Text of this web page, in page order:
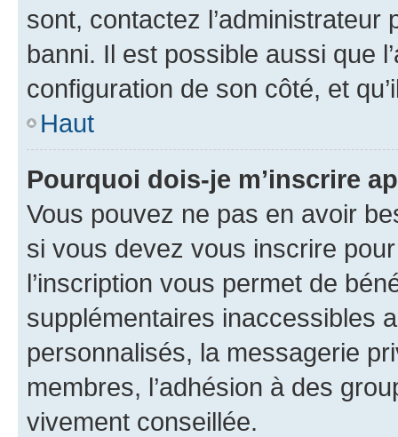
sont, contactez l’administrateur
banni. Il est possible aussi que
configuration de son côté, et
Haut
Pourquoi dois-je m’inscrire
Vous pouvez ne pas en avoir
si vous devez vous inscrire
l’inscription vous permet de
supplémentaires inaccessibles
personnalisés, la messagerie
membres, l’adhésion à des
vivement conseillée.